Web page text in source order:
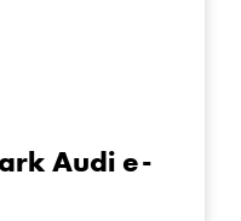
Audi e-